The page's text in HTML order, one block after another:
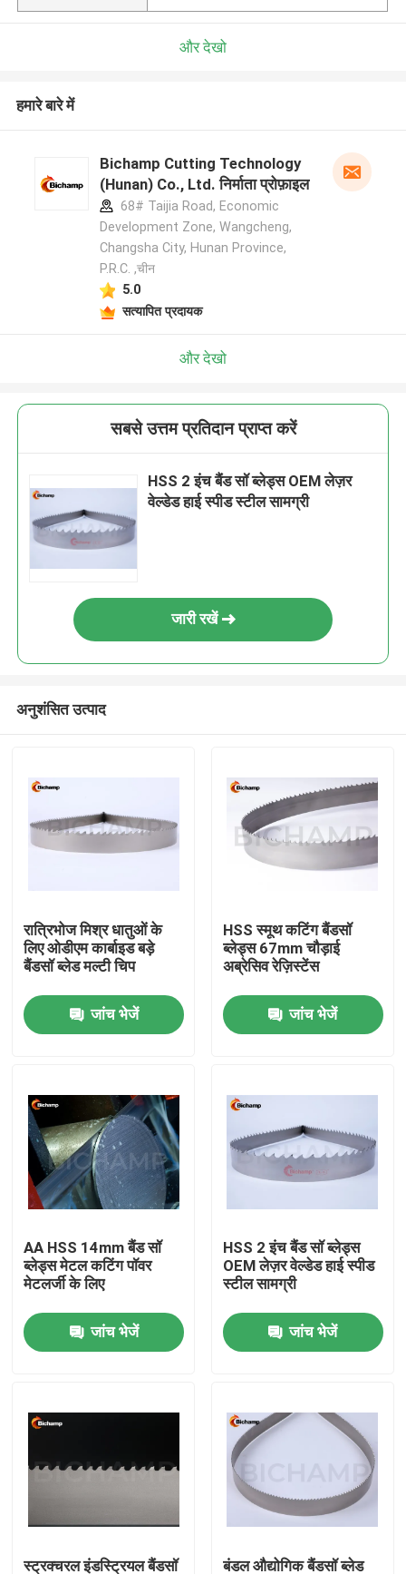
उत्पादों
हमारे बारे में
गुणवत्ता नियंत्रण
संपर्क करें
कार्बाइड इत्तला दे दी बैंडसॉ ब्लेड
और देखो
हमारे बारे में
Bichamp Cutting Technology
(Hunan) Co., Ltd. निर्माता प्रोफ़ाइल
68# Taijia Road, Economic
Development Zone, Wangcheng,
Changsha City, Hunan Province,
P.R.C. ,चीन
5.0
सत्यापित प्रदायक
और देखो
सबसे उत्तम प्रतिदान प्राप्त करें
HSS 2 इंच बैंड सॉ ब्लेड्स OEM लेज़र
वेल्डेड हाई स्पीड स्टील सामग्री
जारी रखें
अनुशंसित उत्पाद
रात्रिभोज मिश्र धातुओं के
लिए ओडीएम कार्बाइड बड़े
बैंडसॉ ब्लेड मल्टी चिप
जांच भेजें
HSS स्मूथ कटिंग बैंडसॉ
ब्लेड्स 67mm चौड़ाई
अब्रेसिव रेज़िस्टेंस
जांच भेजें
AA HSS 14mm बैंड सॉ
ब्लेड्स मेटल कटिंग पॉवर
मेटलर्जी के लिए
जांच भेजें
HSS 2 इंच बैंड सॉ ब्लेड्स
OEM लेज़र वेल्डेड हाई स्पीड
स्टील सामग्री
जांच भेजें
स्ट्रक्चरल इंडस्ट्रियल बैंडसॉ बंडल औद्योगिक बैंडसॉ ब्लेड